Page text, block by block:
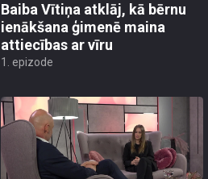
Baiba Vītiņa atklāj, kā bērnu
ienākšana ģimenē maina
attiecības ar vīru
1. epizode